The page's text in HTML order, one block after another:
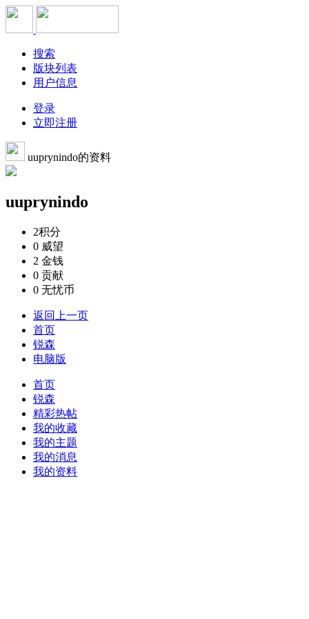
搜索
版块列表
用户信息
登录
立即注册
uuprynindo的资料
uuprynindo
2积分
0 威望
2 金钱
0 贡献
0 无忧币
返回上一页
首页
锐森
电脑版
首页
锐森
精彩热帖
我的收藏
我的主题
我的消息
我的资料